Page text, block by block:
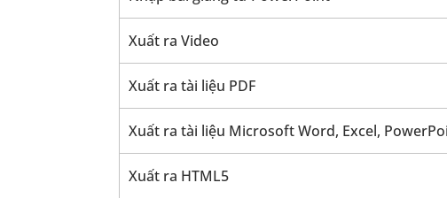
Xuất ra Video
Xuất ra tài liệu PDF
Xuất ra tài liệu Microsoft Word, Excel,
Xuất ra HTML5